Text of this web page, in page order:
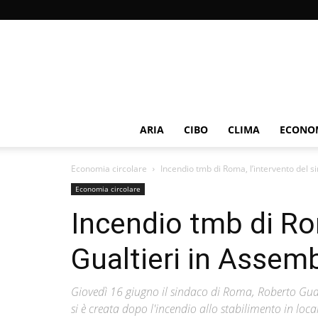
ARIA CIBO CLIMA
Economia circolare Incendio tmb di Roma, l’intervento del
Economia circolare
Incendio tmb di
Gualtieri in
Giovedì 16 giugno il sindaco di Roma, Roberto
si è creata dopo l'incendio allo stabilimento in